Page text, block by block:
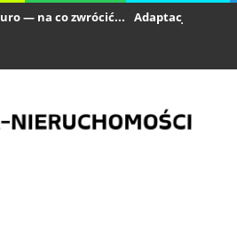
co zwrócić... Adaptacja biura w